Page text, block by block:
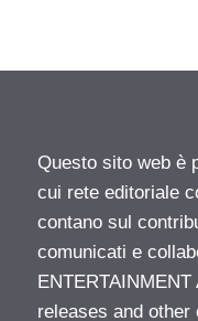
Questo sito web è
cui rete editoriale
contano sul
comunicati e
releases and other